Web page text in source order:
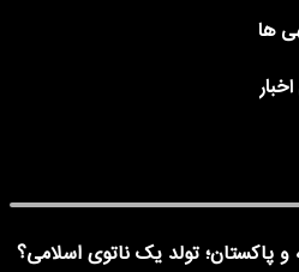
ها
و پاکستان؛ تولد یک ناتوی اسلامی؟